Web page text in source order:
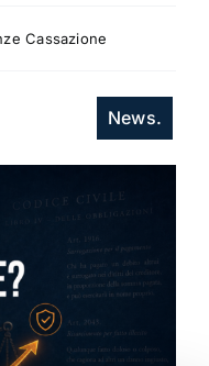
Cassazione
News.